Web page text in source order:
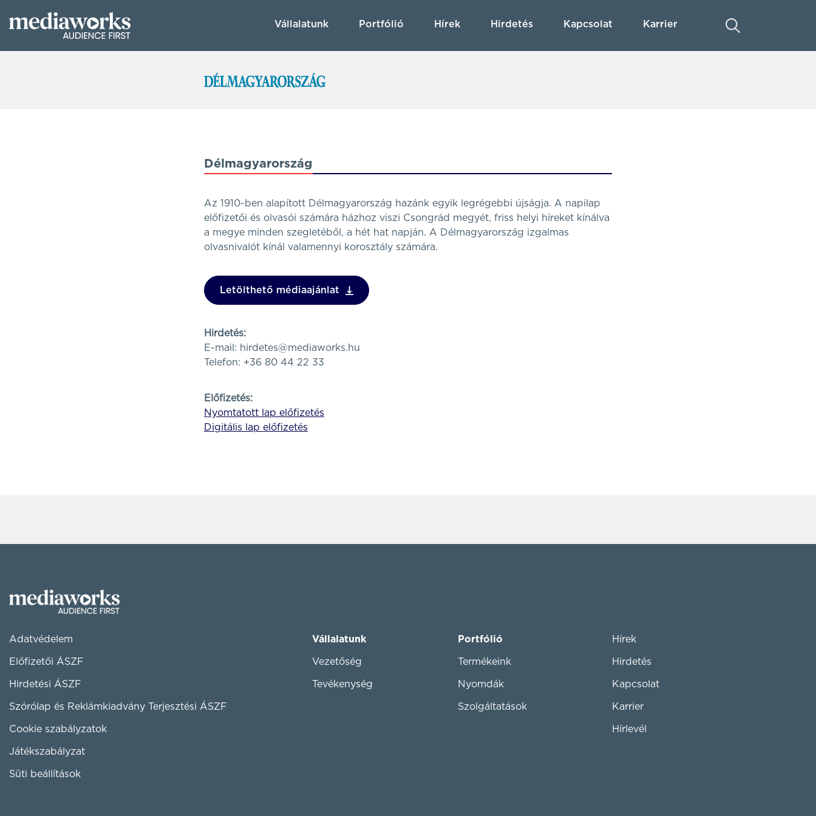
Vállalatunk Portfólió Hírek Hirdetés Kapcsolat Karrier
Délmagyarország
Az 1910-ben alapított Délmagyarország hazánk egyik legrégebbi újságja. A napilap
előfizetői és olvasói számára házhoz viszi Csongrád megyét, friss helyi híreket kínálva
a megye minden szegletéből, a hét hat napján. A Délmagyarország izgalmas
olvasnivalót kínál valamennyi korosztály számára.
Letölthető médiaajánlat
Hirdetés:
E-mail: hirdetes@mediaworks.hu
Telefon: +36 80 44 22 33
Előfizetés:
Nyomtatott lap előfizetés
Digitális lap előfizetés
Adatvédelem
Előfizetői ÁSZF
Hirdetési ÁSZF
Szórólap és Reklámkiadvány Terjesztési ÁSZF
Cookie szabályzatok
Játékszabályzat
Süti beállítások
Vállalatunk
Vezetőség
Tevékenység
Portfólió
Termékeink
Nyomdák
Szolgáltatások
Hírek
Hirdetés
Kapcsolat
Karrier
Hírlevél